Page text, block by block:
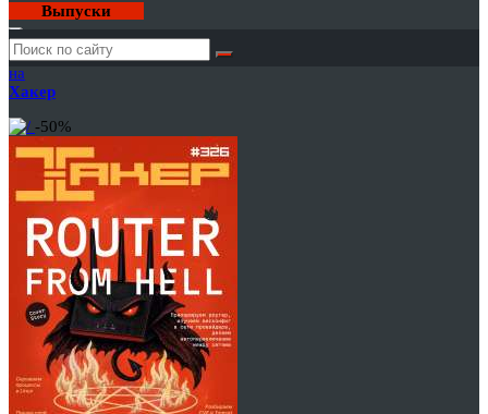
Выпуски
Годовая
подписка
на
Хакер
-50%